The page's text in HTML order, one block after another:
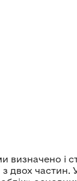
визначено і
з двох частин.